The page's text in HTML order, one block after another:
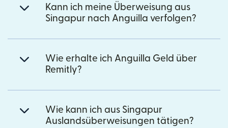
Kann ich meine Überweisung aus
Singapur nach Anguilla verfolgen?
Wie erhalte ich Anguilla Geld über
Remitly?
Wie kann ich aus Singapur
Auslandsüberweisungen tätigen?